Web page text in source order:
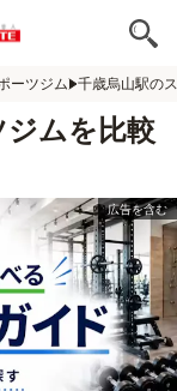
ーツジム 千歳烏山駅の
ジムを比較